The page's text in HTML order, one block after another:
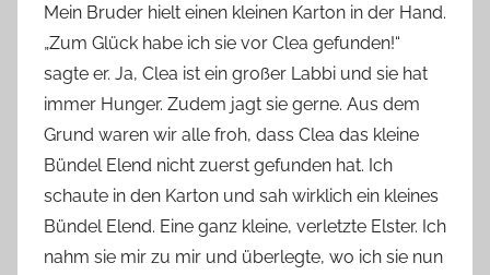
Mein Bruder hielt einen kleinen Karton in der Hand.
„Zum Glück habe ich sie vor Clea gefunden!“
sagte er. Ja, Clea ist ein großer Labbi und sie hat
immer Hunger. Zudem jagt sie gerne. Aus dem
Grund waren wir alle froh, dass Clea das kleine
Bündel Elend nicht zuerst gefunden hat. Ich
schaute in den Karton und sah wirklich ein kleines
Bündel Elend. Eine ganz kleine, verletzte Elster. Ich
nahm sie mir zu mir und überlegte, wo ich sie nun